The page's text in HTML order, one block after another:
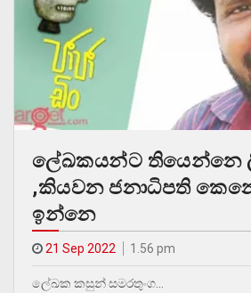
ලේඛකයන්ට තියෙන්නෙ
,කියවන ජනාධිපති
ඉන්නෙ
21 Sep 2022 1.56 pm
ලේඛක කසුන් සමරතුංග…